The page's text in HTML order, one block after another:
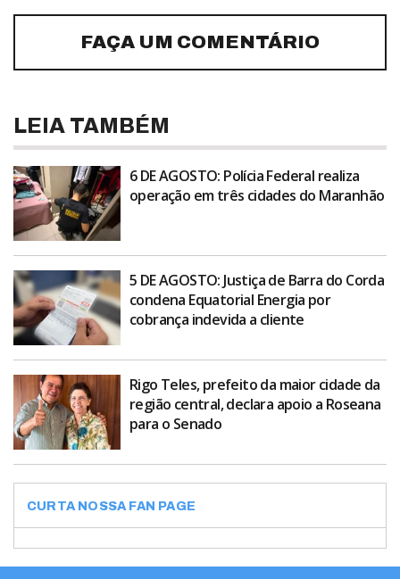
FAÇA UM COMENTÁRIO
LEIA TAMBÉM
6 DE AGOSTO: Polícia Federal realiza
operação em três cidades do Maranhão
5 DE AGOSTO: Justiça de Barra do Corda
condena Equatorial Energia por
cobrança indevida a cliente
Rigo Teles, prefeito da maior cidade da
região central, declara apoio a Roseana
para o Senado
CURTA NOSSA FAN PAGE